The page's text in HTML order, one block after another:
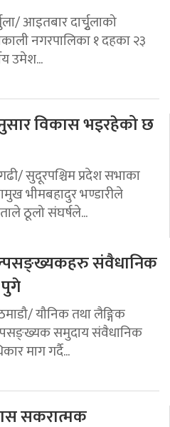
आइतबार दार्चुृलाको
नगरपालिका १ दहका २३
उमेश...
विकास भइरहेको छ
सुदूरपश्चिम प्रदेश सभाका
भीमबहादुर भण्डारीले
ठूलो संघर्षले...
संवैधानिक
यौनिक तथा लैङ्गिक
समुदाय संवैधानिक
माग गर्दै...
सकरात्मक